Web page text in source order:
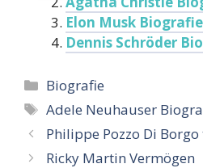
Elon Musk Biografie
Dennis Schröder
Categories
Biografie
Tags
Adele Neuhauser
Philippe Pozzo Di
Ricky Martin Vermögen